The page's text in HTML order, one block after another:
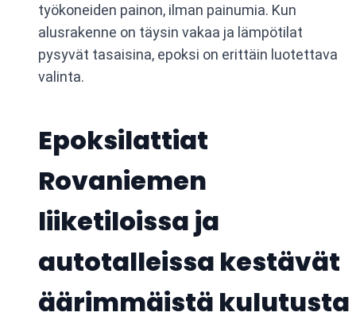
työkoneiden painon, ilman painumia. Kun
alusrakenne on täysin vakaa ja lämpötilat
pysyvät tasaisina, epoksi on erittäin luotettava
valinta.
Epoksilattiat
Rovaniemen
liiketiloissa ja
autotalleissa kestävät
äärimmäistä kulutusta